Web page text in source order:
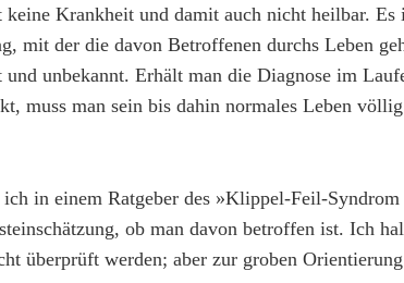
Krankheit und damit auch nicht heilbar. Es
mit der die davon Betroffenen durchs Leben
unbekannt. Erhält man die Diagnose im
muss man sein bis dahin normales Leben
in einem Ratgeber des »Klippel-Feil-Syndrom
ob man davon betroffen ist. Ich
überprüft werden; aber zur groben